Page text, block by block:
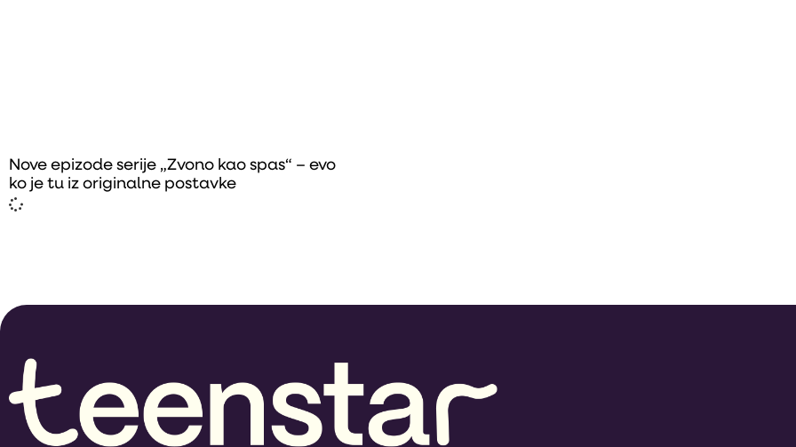
Nove epizode serije „Zvono kao spas“ – evo
ko je tu iz originalne postavke